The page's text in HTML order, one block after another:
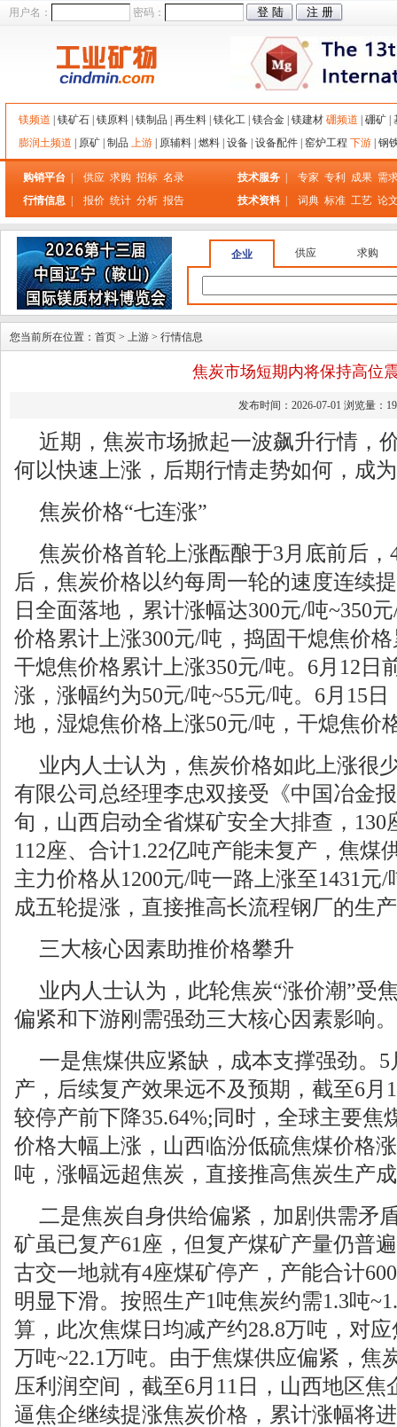
用户名： 密码：
镁频道 镁矿石 镁原料 镁制品 再生料 镁化工 镁合金 镁建材 硼频道 硼矿
膨润土频道
原矿 制品 上游 原辅料 燃料 设备 设备配件 窑炉工程 下游 钢
购销平台 供应 求购 招标 名录
行情信息
报价 统计 分析 报告
技术服务 专家 专利 成果 需
技术资料
词典 标准 工艺 论
企业 供应 求购
您当前所在位置： 首页 > 上游 > 行情信息
焦炭市场短期内将保持高位
发布时间：2026-07-01 浏览量：
近期，焦炭市场掀起一波飙升行情，
何以快速上涨，后期行情走势如何，成
焦炭价格“七连涨”
焦炭价格首轮上涨酝酿于3月底前后
后，焦炭价格以约每周一轮的速度连续
日全面落地，累计涨幅达300元/吨~350
价格累计上涨300元/吨，捣固干熄焦价
干熄焦价格累计上涨350元/吨。6月12日
涨，涨幅约为50元/吨~55元/吨。6月15
地，湿熄焦价格上涨50元/吨，干熄焦价
业内人士认为，焦炭价格如此上涨很
有限公司总经理李忠双接受《中国冶金
旬，山西启动全省煤矿安全大排查，130
112座、合计1.22亿吨产能未复产，焦煤
主力价格从1200元/吨一路上涨至1431元
成五轮提涨，直接推高长流程钢厂的生
三大核心因素助推价格攀升
业内人士认为，此轮焦炭“涨价潮”受
偏紧和下游刚需强劲三大核心因素影响。
一是焦煤供应紧缺，成本支撑强劲。
产，后续复产效果远不及预期，截至6月
较停产前下降35.64%;同时，全球主要焦
价格大幅上涨，山西临汾低硫焦煤价格
吨，涨幅远超焦炭，直接推高焦炭生产
二是焦炭自身供给偏紧，加剧供需矛
矿虽已复产61座，但复产煤矿产量仍普
古交一地就有4座煤矿停产，产能合计
明显下滑。按照生产1吨焦炭约需1.3吨
算，此次焦煤日均减产约28.8万吨，对
万吨~22.1万吨。由于焦煤供应偏紧，焦
压利润空间，截至6月11日，山西地区
逼焦企继续提涨焦炭价格，累计涨幅将